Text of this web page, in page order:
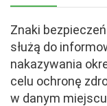
Znaki
służą do
nakazywania
celu ochronę
w danym